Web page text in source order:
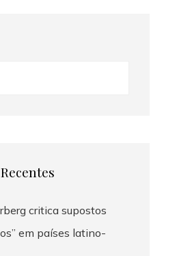
critica supostos
em países latino-